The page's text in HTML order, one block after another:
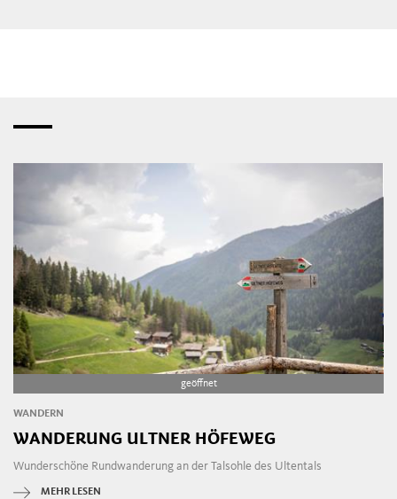
geöffnet
WANDERN
WANDERUNG ULTNER HÖFEWEG
Wunderschöne Rundwanderung an der Talsohle des Ultentals
MEHR LESEN